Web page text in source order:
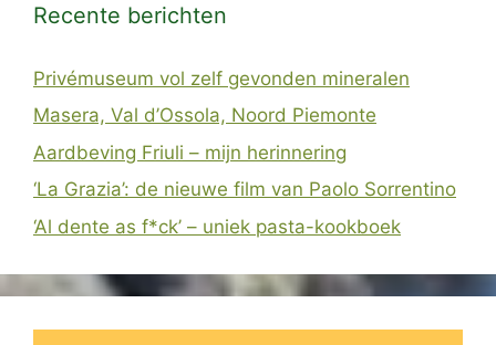
Recente berichten
Privémuseum vol zelf gevonden mineralen
Masera, Val d’Ossola, Noord Piemonte
Aardbeving Friuli – mijn herinnering
‘La Grazia’: de nieuwe film van Paolo Sorrentino
‘Al dente as f*ck’ – uniek pasta-kookboek